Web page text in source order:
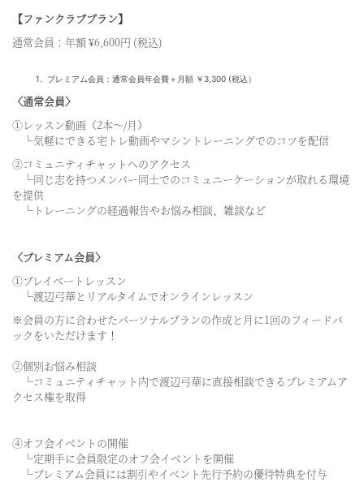
【ファンクラブプラン】
通常会員：年額 ¥6,600円 (税込)
プレミアム会員：通常会員年会費＋月額 ￥3,300 (税込）
〈通常会員〉
①レッスン動画（2本〜/月）
└気軽にできる宅トレ動画やマシントレーニングでのコツを配信
②コミュニティチャットへのアクセス
└同じ志を持つメンバー同士でのコミュニーケーションが取れる環境
を提供
└トレーニングの経過報告やお悩み相談、雑談など
〈プレミアム会員〉
①プレイベートレッスン
└渡辺弓華とリアルタイムでオンラインレッスン
※会員の方に合わせたパーソナルプランの作成と月に1回のフィードバ
ックをいただけます！
②個別お悩み相談
└コミュニティチャット内で渡辺弓華に直接相談できるプレミアムア
クセス権を取得
④オフ会イベントの開催
└定期手に会員限定のオフ会イベントを開催
└プレミアム会員には割引やイベント先行予約の優待特典を付与